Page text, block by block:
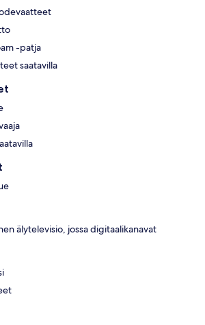
-patja
saatavilla
älytelevisio, jossa digitaalikanavat